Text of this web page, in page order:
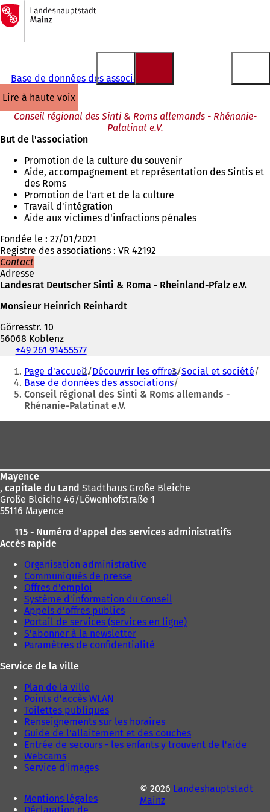
Accéder au contenu
Vers
la
page
d'accueil
Base de données des associations
lire à haute voix
Conseil régional des Sinti & Roms allemands - Rhénanie-
Palatinat e.V.
But de l'association
Promotion de la culture du souvenir
Aide, accompagnement et représentation des Sintis et
des Roms
Promotion de l'art et de la culture
Travail d'intégration
Aide aux victimes d'infractions pénales
Fondée le : 27/01/2021
Registre des associations : VR 42192
Contact
Adresse
Landesrat Deutscher Sinti & Roma - Rheinland-Pfalz e.V.
Monsieur Heinrich Reinhardt
Görresstr. 10
56068 Koblenz
Téléphone,
adresse
électronique
+49 261 91455577
Vous
êtes
ici
Page d'accueil Découvrir les offres Social et société
Base de données des associations
Conseil régional des Sinti & Roms allemands -
Rhénanie-Palatinat e.V.
Mayence
, capitale du Land Stadthaus Große Bleiche
Große Bleiche 46/Löwenhofstraße 1
55116 Mayence
115 - Numéro d'appel des services administratifs
Accès rapide
Organisation administrative
Communiqués de presse
Offres d'emploi
Système d'information du Conseil
Appels d'offres publics
Portail de services (services en ligne)
S'abonner à la newsletter
Paramètres de confidentialité
Service de la ville
Plan de la ville
Points d'accès WLAN
Toilettes publiques
Renseignements sur les horaires
Guide de l'allaitement et des couches
Entrée de secours - les enfants y trouvent de l'aide
Webcams
Service d'images
Mentions légales
© 2026 Landeshauptstadt
Mainz